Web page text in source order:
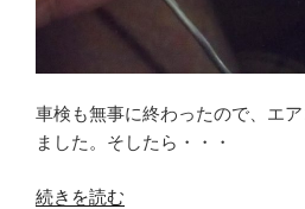
車検も無事に終わったので、エ
ました。そしたら・・・
“エ
続きを読む